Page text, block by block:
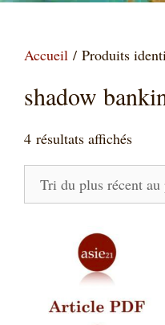
Accueil / Produits
shadow
4 résultats affichésTrié
du
plus